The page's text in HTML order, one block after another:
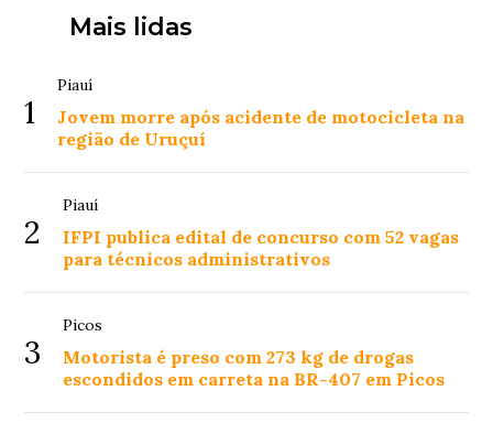
Mais lidas
1
Piauí
Jovem morre após acidente de motocicleta na
região de Uruçuí
2
Piauí
IFPI publica edital de concurso com 52 vagas
para técnicos administrativos
3
Picos
Motorista é preso com 273 kg de drogas
escondidos em carreta na BR-407 em Picos